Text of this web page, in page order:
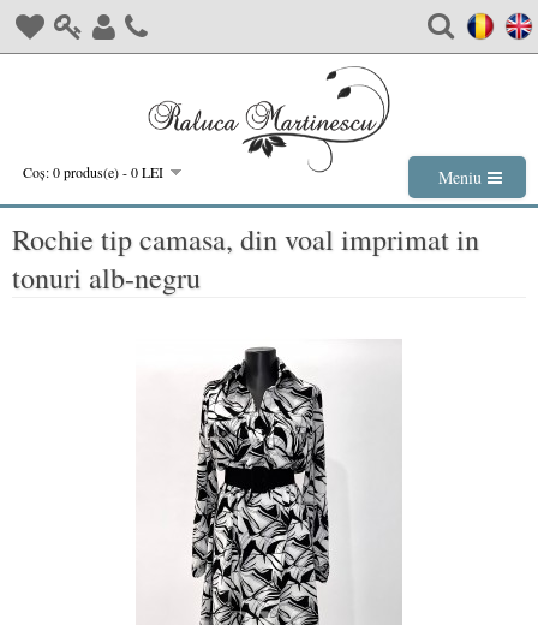
Coş: 0 produs(e) - 0 LEI Meniu
Rochie tip camasa, din voal imprimat in
tonuri alb-negru